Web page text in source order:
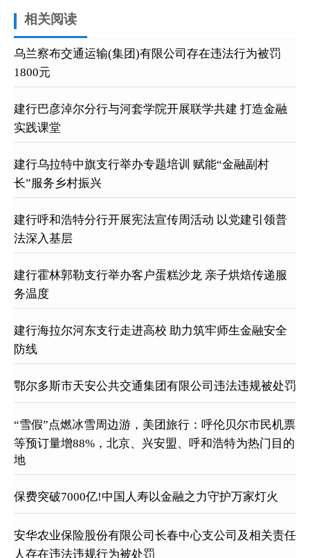
相关阅读
乌兰察布交通运输(集团)有限公司存在违法行为被罚
1800元
建行巴彦淖尔分行与河套学院开展联学共建 打造金融
实践课堂
建行乌拉特中旗支行举办专题培训 赋能“金融副村
长”服务乡村振兴
建行呼和浩特分行开展宪法宣传周活动 以党建引领普
法深入基层
建行霍林郭勒支行举办客户蛋糕沙龙 亲子烘焙传递服
务温度
建行海拉尔河东支行走进高校 助力筑牢师生金融安全
防线
鄂尔多斯市天安公共交通集团有限公司违法违规被处罚
“雪假”点燃冰雪周边游，美团旅行：呼伦贝尔市民机票
等预订量增88%，北京、兴安盟、呼和浩特为热门目的
地
保费突破7000亿!中国人寿以金融之力守护万家灯火
安华农业保险股份有限公司长春中心支公司及相关责任
人存在违法违规行为被处罚